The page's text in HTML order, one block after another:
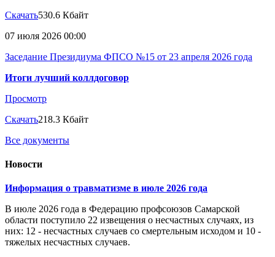
Скачать530.6 Кбайт
07 июля 2026 00:00
Заседание Президиума ФПСО №15 от 23 апреля 2026 года
Итоги лучший коллдоговор
Просмотр
Скачать218.3 Кбайт
Все документы
Новости
Информация о травматизме в июле 2026 года
В июле 2026 года в Федерацию профсоюзов Самарской
области поступило 22 извещения о несчастных случаях, из
них: 12 - несчастных случаев со смертельным исходом и 10 -
тяжелых несчастных случаев.